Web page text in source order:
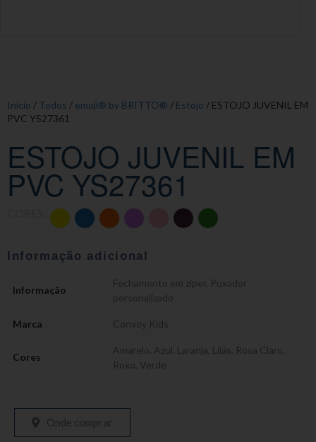
Início / Todos / emoji® by BRITTO® / Estojo / ESTOJO JUVENIL EM
PVC YS27361
ESTOJO JUVENIL EM
PVC YS27361
Informação adicional
Informação
Fechamento em zíper Puxador
personalizado
Marca Convoy Kids
Cores
Amarelo Azul Laranja Lilás Rosa Claro
Roxo Verde
Onde comprar